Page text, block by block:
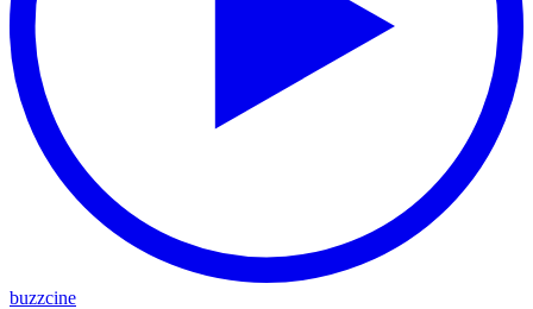
buzzcine